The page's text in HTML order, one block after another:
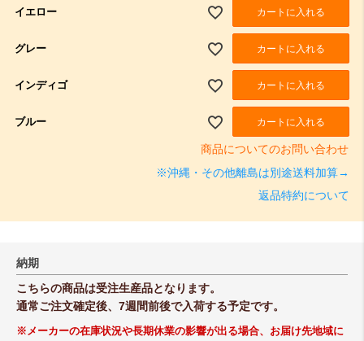
イエロー カートに入れる
グレー カートに入れる
インディゴ カートに入れる
ブルー カートに入れる
商品についてのお問い合わせ
※沖縄・その他離島は別途送料加算→
返品特約について
納期
こちらの商品は受注生産品となります。
通常ご注文確定後、7週間前後で入荷する予定です。
※メーカーの在庫状況や長期休業の影響が出る場合、お届け先地域に